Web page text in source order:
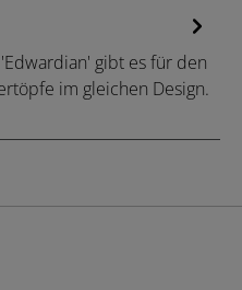
gibt es für den
im gleichen Design.